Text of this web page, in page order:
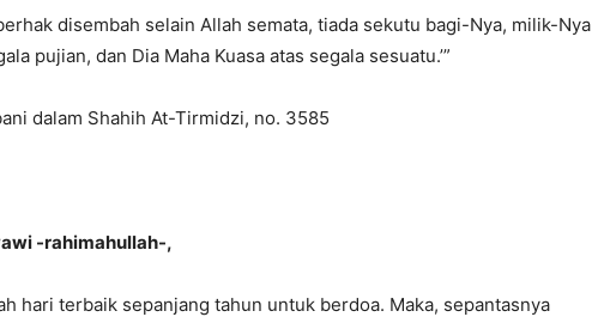
disembah selain Allah semata, tiada sekutu bagi-Nya, milik-Nya
pujian, dan Dia Maha Kuasa atas segala sesuatu.’”
dalam Shahih At-Tirmidzi, no. 3585
-rahimahullah-,
hari terbaik sepanjang tahun untuk berdoa. Maka, sepantasnya